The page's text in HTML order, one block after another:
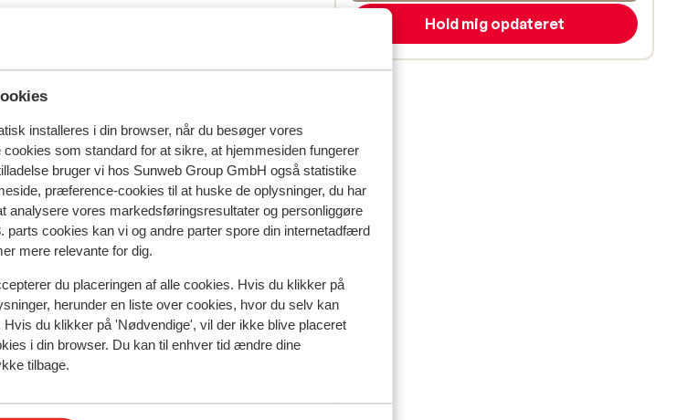
installeres i din browser, når du besøger vores
som standard for at sikre, at hjemmesiden fungerer
bruger vi hos Sunweb Group GmbH også statistike
præference-cookies til at huske de oplysninger, du har
analysere vores markedsføringsresultater og personliggøre
parts cookies kan vi og andre parter spore din internetadfærd
mere relevante for dig.
du placeringen af alle cookies. Hvis du klikker på
herunder en liste over cookies, hvor du selv kan
du klikker på 'Nødvendige', vil der ikke blive placeret
i din browser. Du kan til enhver tid ændre dine
tilbage.
ud over den lille
Der er heller
pool og den gode
med vores produkt.
Mest booket af med partner
for 2 uger siden
gewoon top, evenals mevr Dimitra zelf!
gewoon top, evenals mevr Dimitra zelf!
Hold mig opdateret